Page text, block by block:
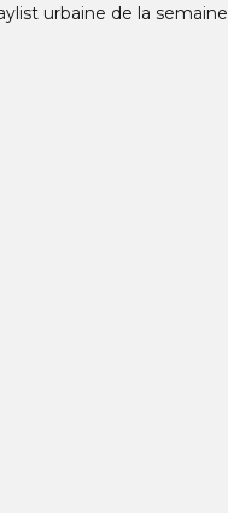
urbaine de la semaine